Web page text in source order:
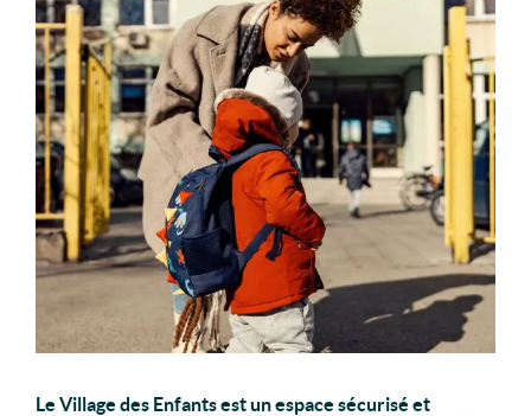
Le Village des Enfants est un espace sécurisé et